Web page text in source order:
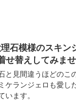
石模様のスキン
替えしてみま
と見間違うほどのこ
ケランジェロも愛し
ます。